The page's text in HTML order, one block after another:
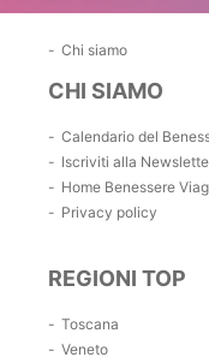
Chi siamo
CHI SIAMO
Calendario del
Iscriviti alla
Home Benessere
Privacy policy
REGIONI TOP
Toscana
Veneto